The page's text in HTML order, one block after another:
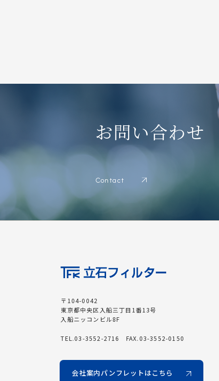
お問い合わせ
Contact
〒104-0042
東京都中央区入船三丁目1番13号
入船ニッコンビル8F
TEL.03-3552-2716 FAX.03-3552-0150
会社案内パンフレットはこちら